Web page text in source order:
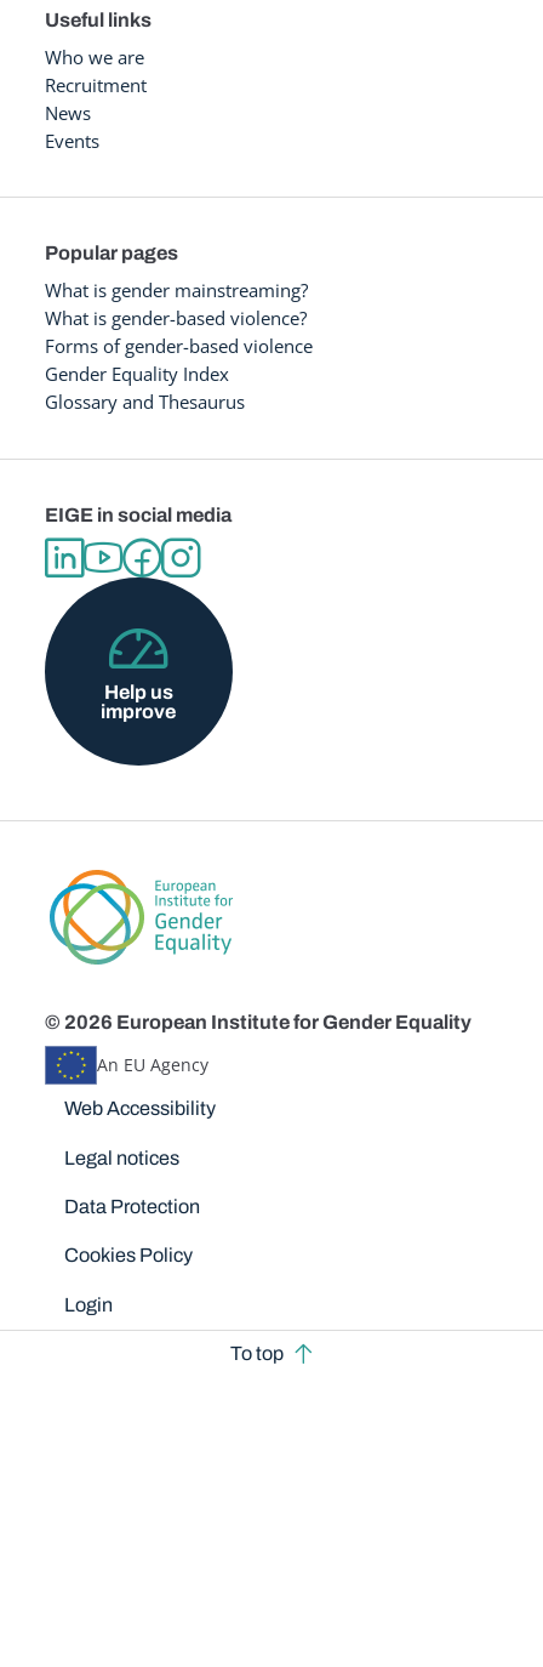
Useful links
Who we are
Recruitment
News
Events
Popular pages
What is gender mainstreaming?
What is gender-based violence?
Forms of gender-based violence
Gender Equality Index
Glossary and Thesaurus
EIGE in social media
Help us
improve
© 2026 European Institute for Gender Equality
An EU Agency
Disclaimers
Web Accessibility
Legal notices
Data Protection
Cookies Policy
Login
To top